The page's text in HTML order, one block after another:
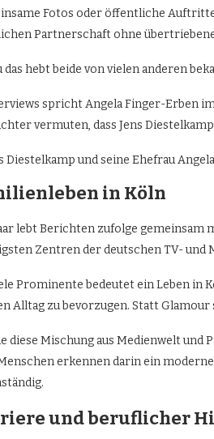
Fotos oder öffentliche
Partnerschaft ohne
das hebt beide von vielen anderen
spricht Angela Finger-Erben
vermuten, dass Jens
in Köln
lebt Berichten zufolge gemeinsam
Zentren der deutschen TV- und
Prominente bedeutet ein Leben in
Alltag zu bevorzugen. Statt
diese Mischung aus Medienwelt
erkennen darin ein
und beruflicher